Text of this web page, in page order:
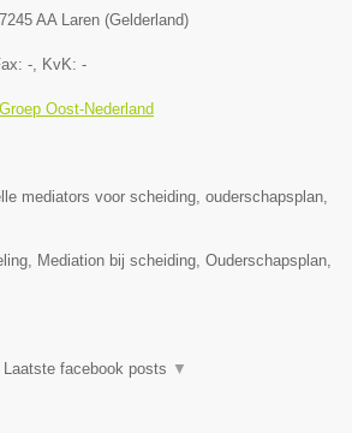
7245 AA Laren (Gelderland)
-, KvK: -
Oost-Nederland
mediators voor scheiding, ouderschapsplan,
Mediation bij scheiding, Ouderschapsplan,
Laatste facebook posts ▼